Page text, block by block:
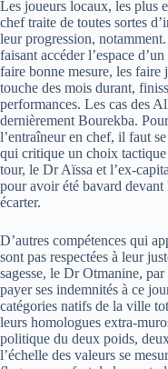
Les joueurs locaux, les plus
chef traite de toutes sortes
leur progression,
faisant accéder l’espace
faire bonne mesure, les faire
touche des mois durant,
performances. Les cas des
dernièrement Bourekba.
l’entraîneur en chef, il faut
qui critique un choix
tour, le Dr Aïssa et l’ex-
pour avoir été bavard devant
écarter.
D’autres compétences qui
sont pas respectées à leur
sagesse, le Dr Otmanine,
payer ses indemnités à ce
catégories natifs de la ville
leurs homologues extra-
politique du deux poids,
l’échelle des valeurs se